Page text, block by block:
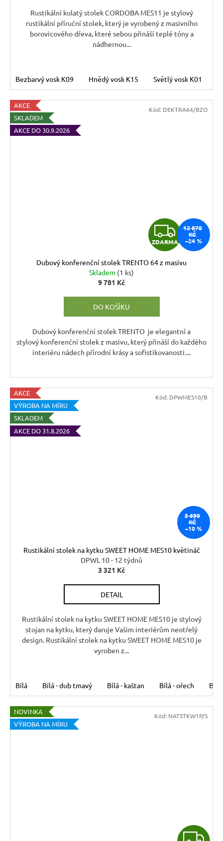
Rustikální kulatý stolek CORDOBA MES11 je stylový
rustikální příruční stolek, který je vyrobený z masivního
borovicového dřeva, které sebou přináší teplé tóny a
nádhernou...
Bezbarvý vosk K09 Hnědý vosk K15 Světlý vosk K01
AKCE
SKLADEM
AKCE DO 30.9.2026
Z
D
A
ZDARMA
12 870
KČ
–24 %
Dubový konferenční stolek TRENTO 64 z masivu
Skladem (1 ks)
9 781 Kč
DO KOŠÍKU
Dubový konferenční stolek TRENTO je elegantní a
stylový konferenční stolek z masivu, který přináší do každého
interiéru nádech přírodní krásy a sofistikovanosti....
Kód: DEKTRA64/BZO
AKCE
VÝROBA NA MÍRU
SKLADEM
AKCE DO 31.8.2026
3 690
KČ
–10 %
Rustikální stolek na kytku SWEET HOME MES10 květináč
DPWL 10 - 12 týdnů
3 321 Kč
DETAIL
Rustikální stolek na kytku SWEET HOME MES10 je stylový
stojan na kytku, který daruje Vašim interiérům neotřelý
design. Rustikální stolek na kytku SWEET HOME MES10 je
vyroben z...
Bílá Bílá - dub tmavý Bílá - kaštan Bílá - ořech Bílá
Kód: DPWMES10/B
NOVINKA
VÝROBA NA MÍRU
Kód: NATSTKW1P/S